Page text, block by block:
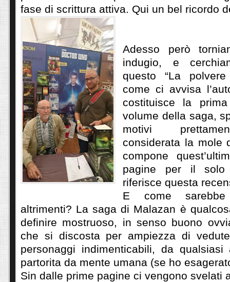
fase di scrittura attiva. Qui un bel ricordo
Adesso però
indugio, e
questo “La
come ci avvisa
costituisce la prima
volume della saga,
motivi
considerata la mole
compone
pagine per il
riferisce questa
E come
altrimenti? La saga di Malazan è
definire mostruoso, in senso buono
che si discosta per ampiezza di
personaggi indimenticabili, da
partorita da mente umana (se ho
Sin dalle prime pagine ci vengono svelati